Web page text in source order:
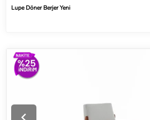
Lupe Döner Berjer Yeni